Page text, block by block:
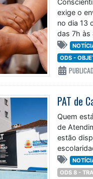
exige o
no dia 13
das 7h às
ODS -
PAT de
Quem
de
estão
ODS 8 -